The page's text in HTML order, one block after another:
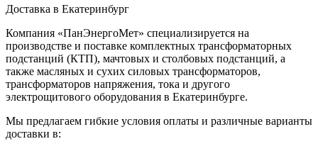
Доставка в Екатеринбург
Компания «ПанЭнергоМет» специализируется на
производстве и поставке комплектных трансформаторных
подстанций (КТП), мачтовых и столбовых подстанций, а
также масляных и сухих силовых трансформаторов,
трансформаторов напряжения, тока и другого
электрощитового оборудования в Екатеринбурге.
Мы предлагаем гибкие условия оплаты и различные варианты
доставки в: